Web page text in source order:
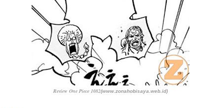
Resep Roti Panggang, Sangat Mudah Untuk Menjadi Cemilan
Bersama Keluarga
Arti Bendera Seychelles, Negara Kepulauan Yang Terletak Di
Review One Piece 1082(www.zonahobisaya.web.id)